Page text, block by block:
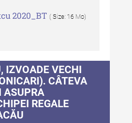
cataloage, volume de
2020_BT ( Size: 16 Mo)
IZVOADE VECHI
CÂTEVA
ASUPRA
REGALE